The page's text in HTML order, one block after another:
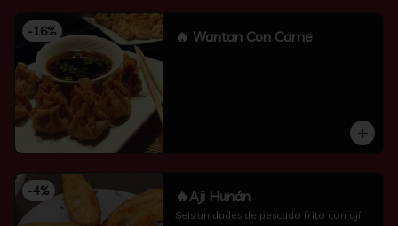
-16% 🔥 Wantan Con Carne
-4% 🔥Aji Hunán
Seis unidades de pescado frito con ají.